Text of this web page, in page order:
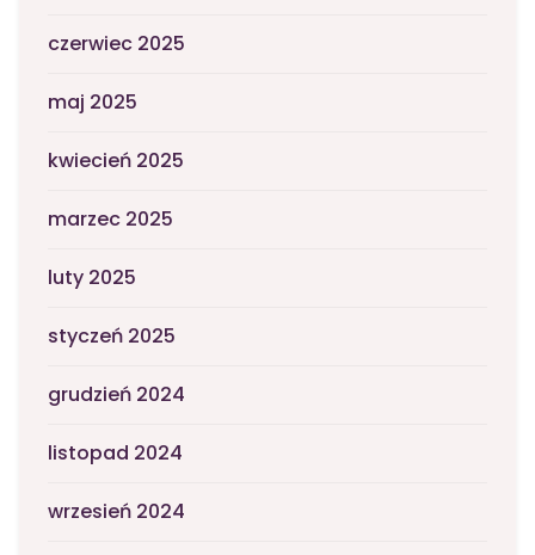
czerwiec 2025
maj 2025
kwiecień 2025
marzec 2025
luty 2025
styczeń 2025
grudzień 2024
listopad 2024
wrzesień 2024